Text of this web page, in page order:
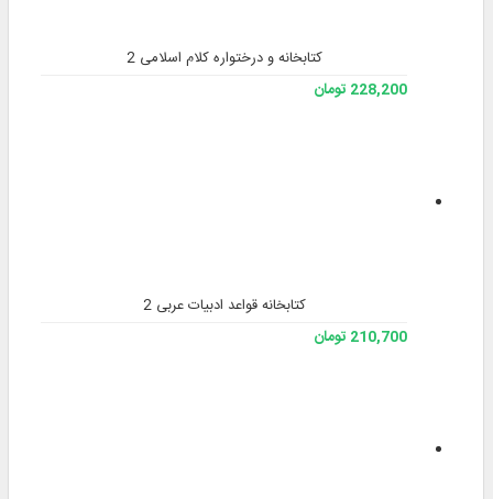
کتابخانه و درختواره کلام اسلامی 2
228,200 تومان
کتابخانه قواعد ادبیات عربی 2
210,700 تومان